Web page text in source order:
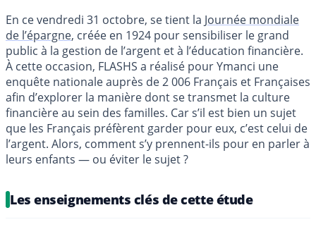
En ce vendredi 31 octobre, se tient la Journée mondiale
de l’épargne, créée en 1924 pour sensibiliser le grand
public à la gestion de l’argent et à l’éducation financière.
À cette occasion, FLASHS a réalisé pour Ymanci une
enquête nationale auprès de 2 006 Français et Françaises
afin d’explorer la manière dont se transmet la culture
financière au sein des familles. Car s’il est bien un sujet
que les Français préfèrent garder pour eux, c’est celui de
l’argent. Alors, comment s’y prennent-ils pour en parler à
leurs enfants — ou éviter le sujet ?
Les enseignements clés de cette étude